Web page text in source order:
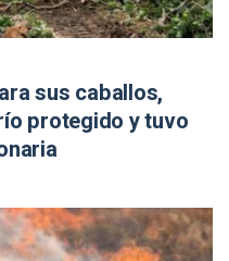
sus caballos,
protegido y tuvo